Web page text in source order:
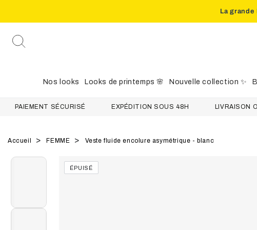
La grande
Nos looks Looks de printemps 🌸 Nouvelle collection ✨
SÉCURISÉ EXPÉDITION SOUS 48H LIVRAISON
Accueil FEMME Veste fluide encolure asymétrique - blanc
IGNORER LES
INFORMATIONS
ÉPUISÉ